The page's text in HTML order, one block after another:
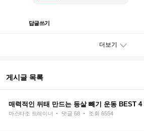
답글쓰기
더보기
게시글 목록
매력적인 뒤태 만드는 등살 빼기 운동 BEST 4
· 댓글 68 · 조회 6554
마스타조 트레이너